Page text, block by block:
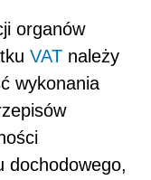
organów
VAT należy
wykonania
dochodowego,